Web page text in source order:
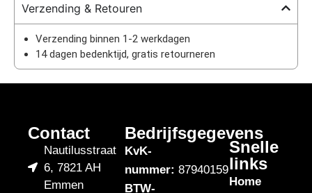
Verzending & Retouren
Verzending binnen 1-2 werkdagen
14 dagen bedenktijd, gratis retourneren
Contact
Nautilusstraat
6, 7821 AH
Emmen
Bedrijfsgegevens
KvK-
nummer: 87940159
BTW-
Snelle
links
Home